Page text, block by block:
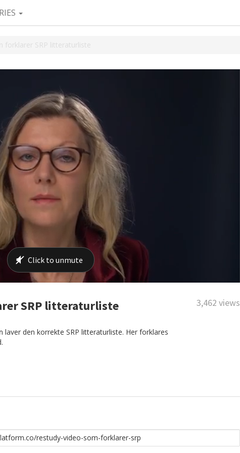
forklarer SRP litteraturliste
SRP litteraturliste 3,462 views
den korrekte SRP litteraturliste. Her forklares